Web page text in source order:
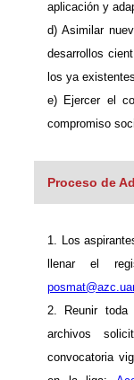
aplicación y
d) Asimilar
desarrollos
los ya
e) Ejercer el
compromiso
Proceso de
1. Los
llenar el
2. Reunir toda
archivos
convocatoria